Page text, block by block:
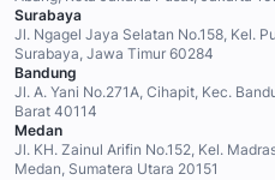
Surabaya
Jl. Ngagel Jaya Selatan No.158, Kel.
Surabaya, Jawa Timur 60284
Bandung
Jl. A. Yani No.271A, Cihapit, Kec.
Barat 40114
Medan
Jl. KH. Zainul Arifin No.152, Kel.
Medan, Sumatera Utara 20151